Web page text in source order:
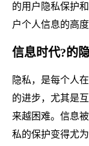
的用户隐私保护
户个人信息的高
信息时代?的
隐私，是每个人
的进步，尤其是
来越困难。信息
私的保护变得尤为